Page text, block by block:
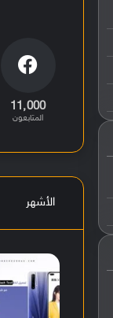
11٬000
المتابعون
الأشهر